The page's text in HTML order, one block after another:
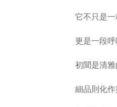
它不只是一
更是一段呼
初聞是清雅
細品則化